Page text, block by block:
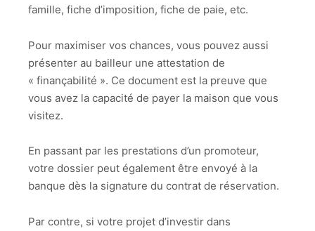
famille, fiche d’imposition, fiche de paie, etc.
Pour maximiser vos chances, vous pouvez aussi
présenter au bailleur une attestation de
« finançabilité ». Ce document est la preuve que
vous avez la capacité de payer la maison que vous
visitez.
En passant par les prestations d’un promoteur,
votre dossier peut également être envoyé à la
banque dès la signature du contrat de réservation.
Par contre, si votre projet d’investir dans